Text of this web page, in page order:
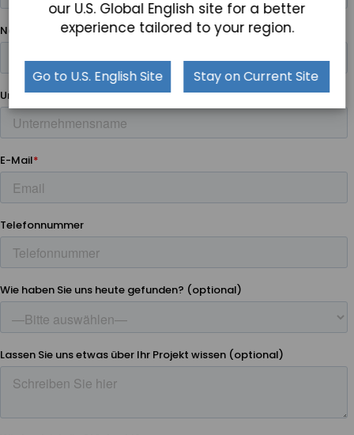
our U.S. Global English site for a better
experience tailored to your region.
Go to U.S. English Site Stay on Current Site